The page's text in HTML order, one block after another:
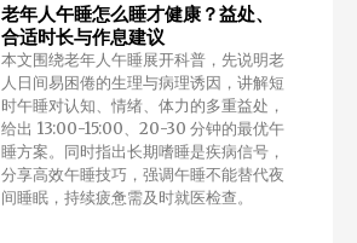
老年人午睡怎么睡才健康？益处、
合适时长与作息建议
本文围绕老年人午睡展开科普，先说明老
人日间易困倦的生理与病理诱因，讲解短
时午睡对认知、情绪、体力的多重益处，
给出 13:00-15:00、20-30 分钟的最优午
睡方案。同时指出长期嗜睡是疾病信号，
分享高效午睡技巧，强调午睡不能替代夜
间睡眠，持续疲惫需及时就医检查。